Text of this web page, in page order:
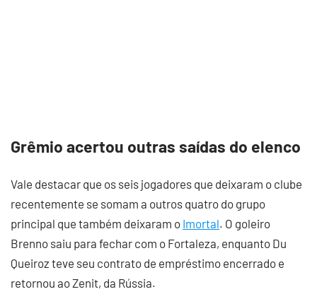
Grêmio acertou outras saídas do elenco
Vale destacar que os seis jogadores que deixaram o clube
recentemente se somam a outros quatro do grupo
principal que também deixaram o Imortal. O goleiro
Brenno saiu para fechar com o Fortaleza, enquanto Du
Queiroz teve seu contrato de empréstimo encerrado e
retornou ao Zenit, da Rússia.